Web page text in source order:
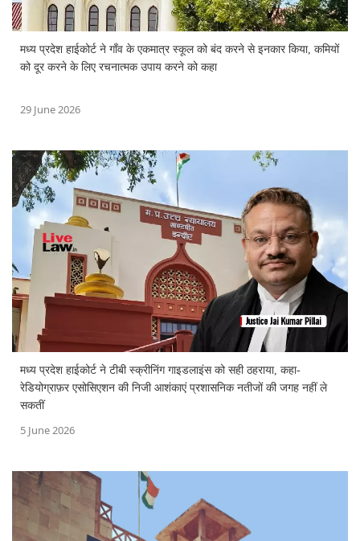
मध्य प्रदेश हाईकोर्ट ने गाँव के एकमात्र स्कूल को बंद करने से इनकार किया, कमियों
को दूर करने के लिए रचनात्मक उपाय करने को कहा
29 June 2026
मध्य प्रदेश हाईकोर्ट ने टीबी स्क्रीनिंग गाइडलाइंस को सही ठहराया, कहा-
रेडियोग्राफ़र एसोसिएशन की निजी आशंकाएं प्रशासनिक नतीजों की जगह नहीं ले
सकतीं
5 June 2026